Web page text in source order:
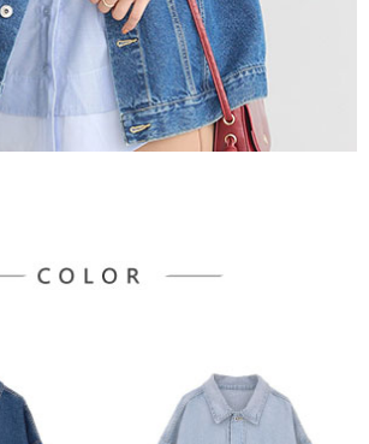
後付」時，將依據個別帳號之用戶狀況，依本公司即
額度；若仍有額度不足之情形，本公司將視審查結果
帳號或使用他人資訊註冊。若發現惡意使用之情形，
將有權停止該用戶之使用額度並採取法律行動。
含以上)免運費